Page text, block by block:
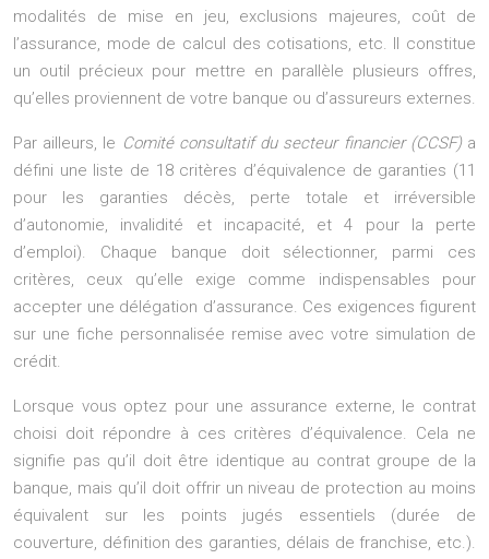
modalités de mise en jeu, exclusions majeures, coût de
l’assurance, mode de calcul des cotisations, etc. Il constitue
un outil précieux pour mettre en parallèle plusieurs offres,
qu’elles proviennent de votre banque ou d’assureurs externes.
Par ailleurs, le Comité consultatif du secteur financier (CCSF)a
défini une liste de 18 critères d’équivalence de garanties (11
pour les garanties décès, perte totale et irréversible
d’autonomie, invalidité et incapacité, et 4 pour la perte
d’emploi). Chaque banque doit sélectionner, parmi ces
critères, ceux qu’elle exige comme indispensables pour
accepter une délégation d’assurance. Ces exigences figurent
sur une fiche personnalisée remise avec votre simulation de
crédit.
Lorsque vous optez pour une assurance externe, le contrat
choisi doit répondre à ces critères d’équivalence. Cela ne
signifie pas qu’il doit être identique au contrat groupe de la
banque, mais qu’il doit offrir un niveau de protection au moins
équivalent sur les points jugés essentiels (durée de
couverture, définition des garanties, délais de franchise, etc.).